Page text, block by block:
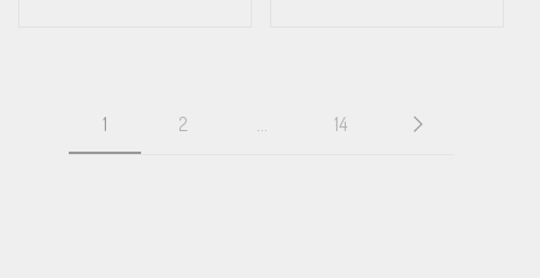
1 2 … 14